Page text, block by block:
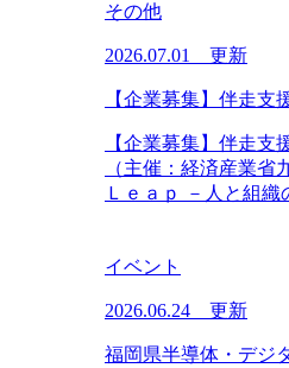
その他
2026.07.01 更新
【企業募集】伴走支
【企業募集】伴走支
（主催：経済産業省
Ｌｅａｐ －人と組織
イベント
2026.06.24 更新
福岡県半導体・デジ